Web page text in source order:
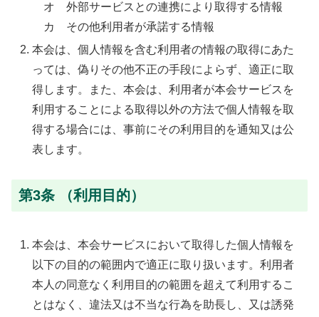
オ 外部サービスとの連携により取得する情報
カ その他利用者が承諾する情報
本会は、個人情報を含む利用者の情報の取得にあた
っては、偽りその他不正の手段によらず、適正に取
得します。また、本会は、利用者が本会サービスを
利用することによる取得以外の方法で個人情報を取
得する場合には、事前にその利用目的を通知又は公
表します。
第3条 （利用目的）
本会は、本会サービスにおいて取得した個人情報を
以下の目的の範囲内で適正に取り扱います。利用者
本人の同意なく利用目的の範囲を超えて利用するこ
とはなく、違法又は不当な行為を助長し、又は誘発